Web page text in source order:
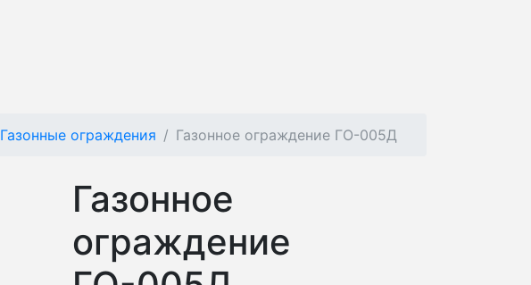
Газонные ограждения Газонное ограждение ГО-005Д
Газонное
ограждение